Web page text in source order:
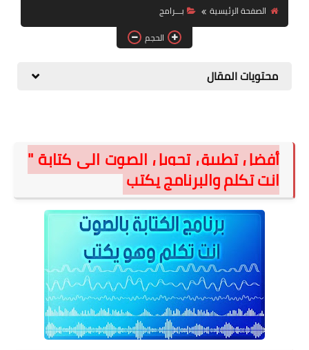
الصحة والجمال
موشن جرافيك
الصفحة الرئيسية
بـــرامج
الحجم
محتويات المقال
أفضل تطبيق تحويل الصوت الى كتابة "
انت تكلم والبرنامج يكتب